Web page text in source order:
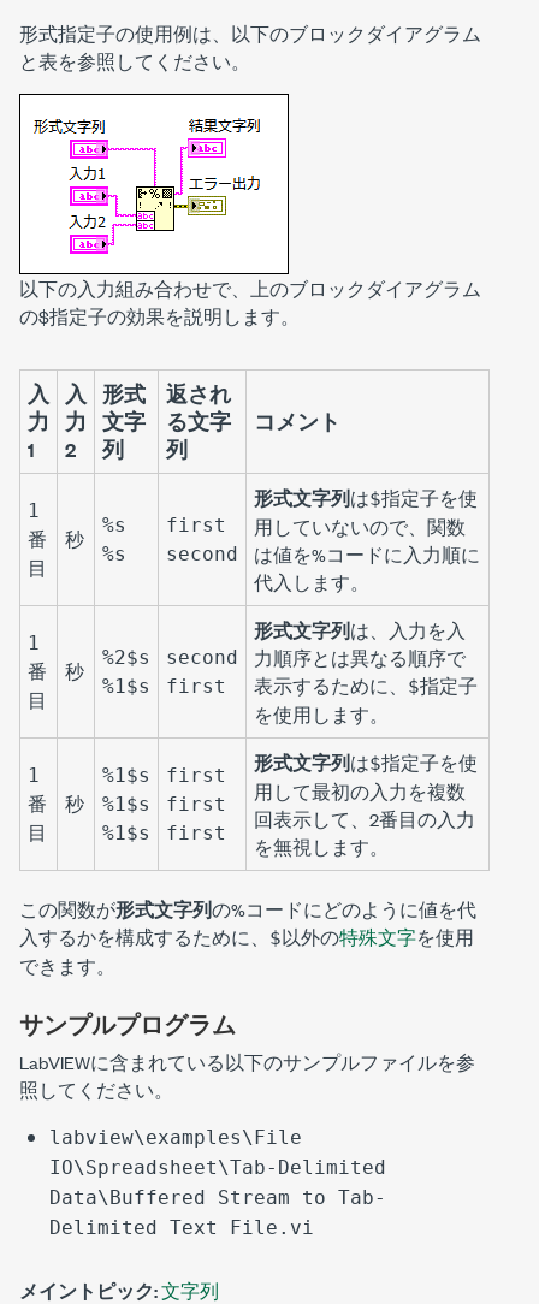
形式指定子の使用例は、以下のブロックダイアグラム
と表を参照してください。
以下の入力組み合わせで、上のブロックダイアグラム
の$指定子の効果を説明します。
入
力
1
入
力
2
形式
文字
列
返され
る文字
列
コメント
1
番
目
秒
%s
%s
first
second
形式文字列は$指定子を使
用していないので、関数
は値を%コードに入力順に
代入します。
1
番
目
秒
%2$s
%1$s
second
first
形式文字列は、入力を入
力順序とは異なる順序で
表示するために、
$指定子
を使用します。
1
番
目
秒
%1$s
%1$s
%1$s
first
first
first
形式文字列は$指定子を使
用して最初の入力を複数
回表示して、2番目の入力
を無視します。
この関数が形式文字列の%コードにどのように値を代
入するかを構成するために、
$以外の特殊文字を使用
できます。
サンプルプログラム
LabVIEWに含まれている以下のサンプルファイルを参
照してください。
labview\examples\File
IO\Spreadsheet\Tab-Delimited
Data\Buffered Stream to Tab-
Delimited Text File.vi
メイントピック:文字列